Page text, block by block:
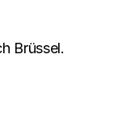
Brüssel.